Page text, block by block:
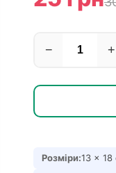
− +
Розміри:13 × 18